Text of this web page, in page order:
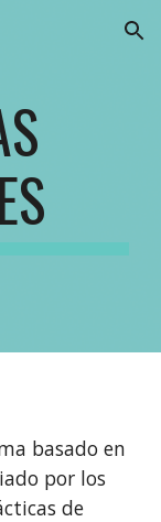
Skip to navigation
basado en
por los
de